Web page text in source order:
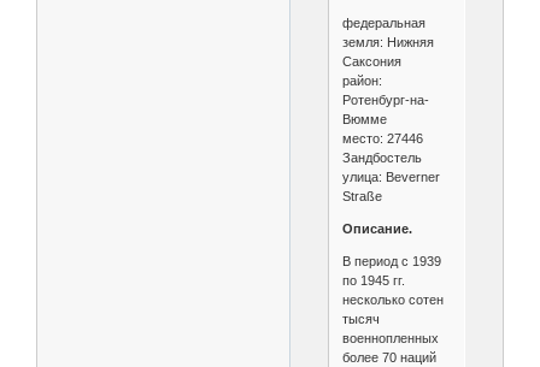
федеральная
земля: Нижняя
Саксония
район:
Ротенбург-на-
Вюмме
место: 27446
Зандбостель
улица: Beverner
Straße
Oписание.
В период с 1939
по 1945 гг.
несколько сотен
тысяч
военнопленных
более 70 наций